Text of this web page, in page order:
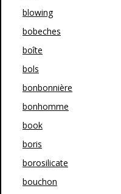
blowing
bobeches
boîte
bols
bonbonnière
bonhomme
book
boris
borosilicate
bouchon